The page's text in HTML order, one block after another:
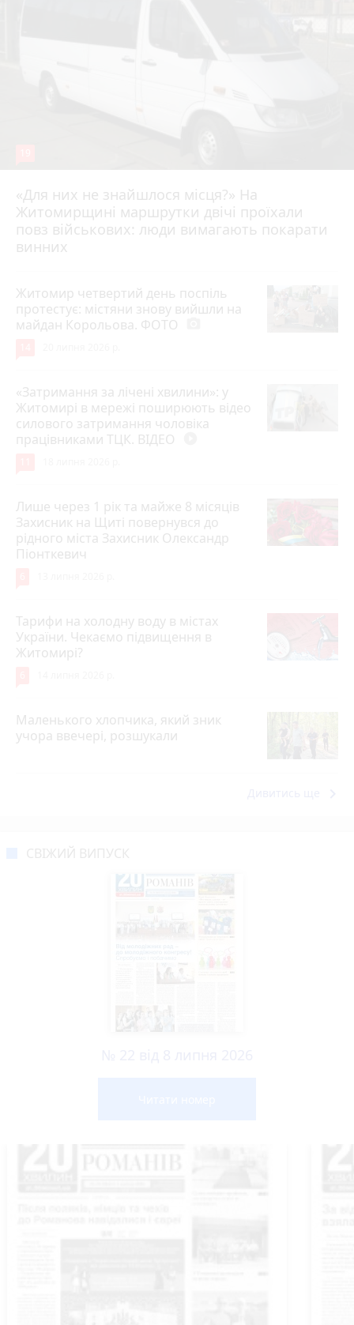
«Для них не знайшлося місця?» На
Житомирщині маршрутки двічі проїхали
повз військових: люди вимагають покарати
винних
17 липня 2026 р.
Житомир четвертий день поспіль
протестує: містяни знову вийшли на
майдан Корольова. ФОТО
«Затримання за лічені хвилини»: у
Житомирі в мережі поширюють відео
силового затримання чоловіка
працівниками ТЦК. ВІДЕО
Лише через 1 рік та майже 8 місяців
Захисник на Щиті повернувся до
рідного міста Захисник Олександр
Піонткевич
Тарифи на холодну воду в містах
України. Чекаємо підвищення в
Житомирі?
Маленького хлопчика, який зник
учора ввечері, розшукали